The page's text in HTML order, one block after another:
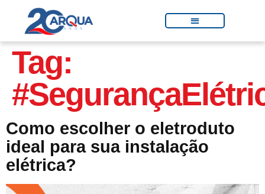
Tag:
Como escolher o eletroduto
ideal para sua instalação
elétrica?